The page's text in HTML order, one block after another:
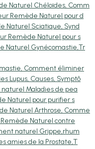
Naturel Chéloïdes, Comm
Remède Naturel pour d
Naturel Sciatique, Synd
Remède Naturel pour s
Naturel Gynécomastie,Tr
Comment éliminer
Lupus, Causes, Symptô
Maladies de pea
Naturel pour purifier s
Naturel Arthrose, Comme
Naturel contre
naturel Grippe,rhum
amies de la Prostate,T